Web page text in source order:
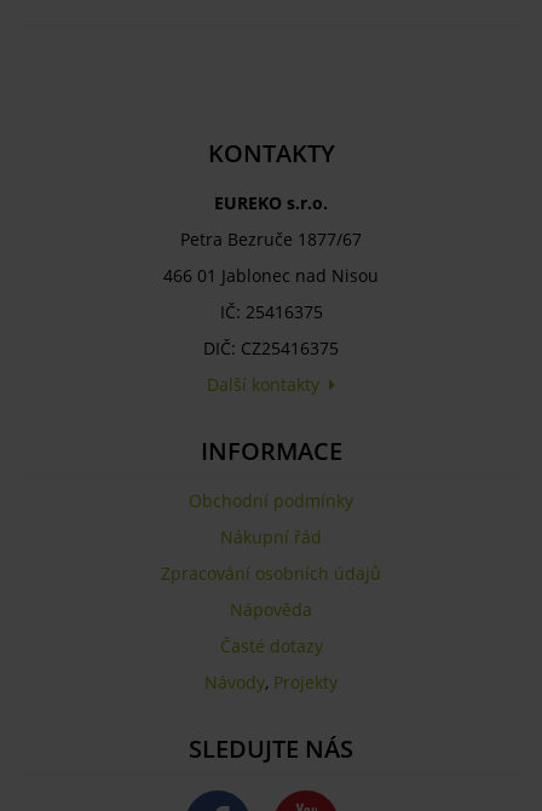
KONTAKTY
EUREKO s.r.o.
Petra Bezruče 1877/67
466 01 Jablonec nad Nisou
IČ: 25416375
DIČ: CZ25416375
Další kontakty
INFORMACE
Obchodní podmínky
Nákupní řád
Zpracování osobních údajů
Nápověda
Časté dotazy
Návody, Projekty
SLEDUJTE NÁS